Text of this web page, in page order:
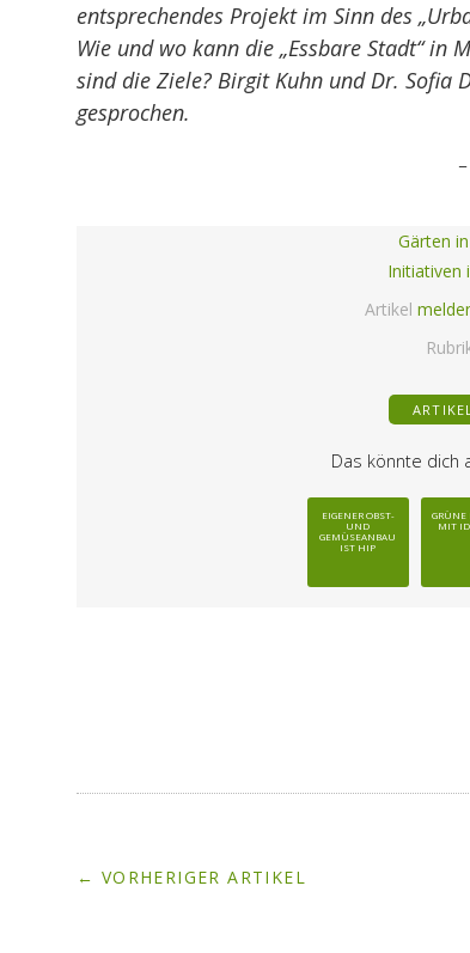
entsprechendes Projekt im Sinn des
Wie und wo kann die „Essbare Stadt“ in
sind die Ziele? Birgit Kuhn und Dr. Sofia
gesprochen.
Gärten
Initiativen
Artikel
Das könnte dich
EIGENER OBST-
UND
GEMÜSEANBAU
IST HIP
GRÜNE
MIT
← VORHERIGER ARTIKEL